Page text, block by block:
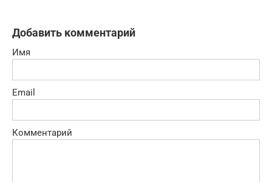
Добавить комментарий
Имя
Email
Комментарий